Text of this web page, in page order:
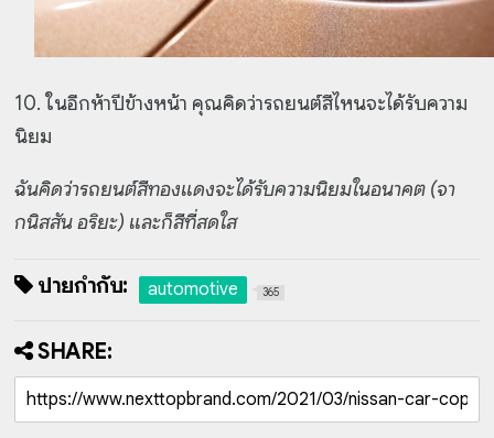
10. ในอีกห้าปีข้างหน้า คุณคิดว่ารถยนต์สีไหนจะได้รับความ
นิยม
ฉันคิดว่ารถยนต์สีทองแดงจะได้รับความนิยมในอนาคต (จา
กนิสสัน อริยะ) และก็สีที่สดใส
ป้ายกำกับ: automotive 365
SHARE: